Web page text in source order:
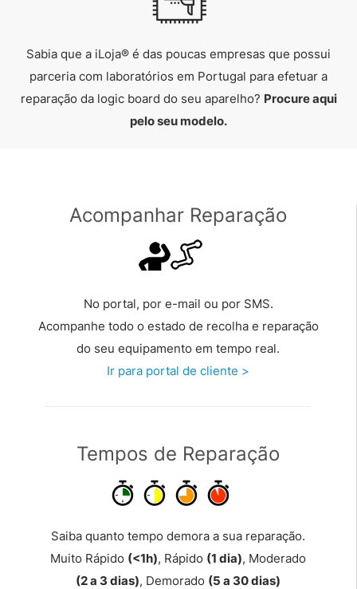
Sabia que a iLoja® é das poucas empresas que possui
parceria com laboratórios em Portugal para efetuar a
reparação da logic board do seu aparelho? Procure aqui
pelo seu modelo.
Acompanhar Reparação
No portal, por e-mail ou por SMS.
Acompanhe todo o estado de recolha e reparação
do seu equipamento em tempo real.
Ir para portal de cliente >
Tempos de Reparação
Saiba quanto tempo demora a sua reparação.
Muito Rápido (<1h), Rápido (1 dia), Moderado
(2 a 3 dias), Demorado (5 a 30 dias)